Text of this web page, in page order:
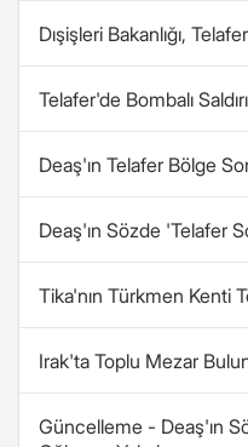
Dışişleri Bakanlığı,
Telafer'de Bombalı
Deaş'ın Telafer Bölge
Deaş'ın Sözde 'Telafer
Tika'nın Türkmen Kenti
Irak'ta Toplu Mezar
Güncelleme - Deaş'ın